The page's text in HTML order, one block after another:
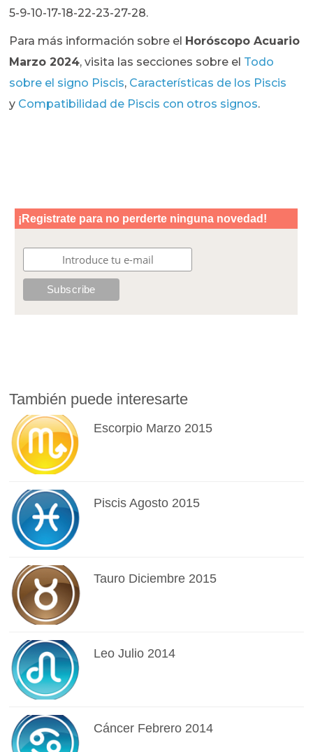
5-9-10-17-18-22-23-27-28.
Para más información sobre el Horóscopo Acuario
Marzo 2024, visita las secciones sobre el Todo
sobre el signo Piscis, Características de los Piscis
y Compatibilidad de Piscis con otros signos.
También puede interesarte
Escorpio Marzo 2015
Piscis Agosto 2015
Tauro Diciembre 2015
Leo Julio 2014
Cáncer Febrero 2014